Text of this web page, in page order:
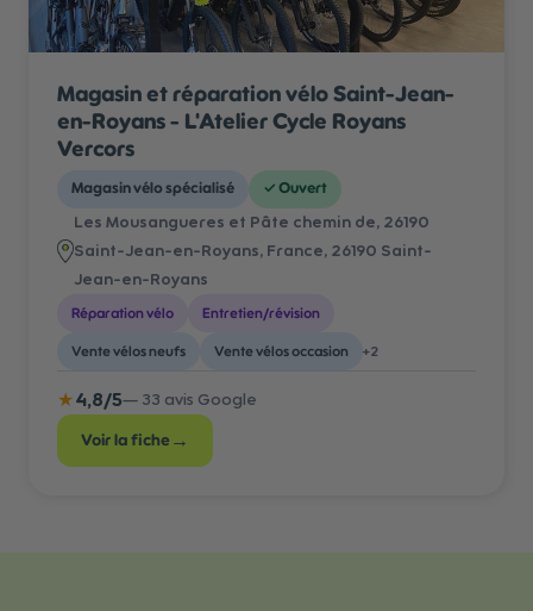
Magasin et réparation vélo Saint-Jean-
en-Royans - L'Atelier Cycle Royans
Vercors
Magasin vélo spécialisé ✓ Ouvert
Les Mousangueres et Pâte chemin de, 26190
Saint-Jean-en-Royans, France, 26190 Saint-
Jean-en-Royans
Réparation vélo Entretien/révision
Vente vélos neufs Vente vélos occasion +2
★4,8/5— 33 avis Google
Voir la fiche →